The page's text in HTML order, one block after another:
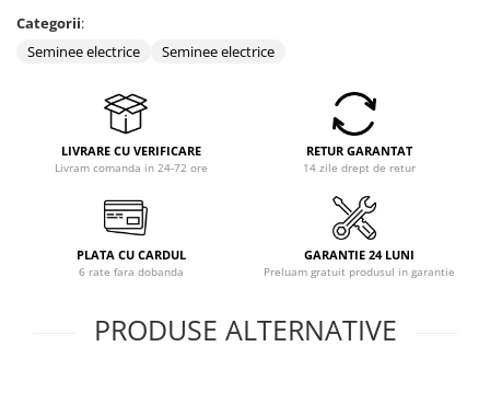
Categorii:
Seminee electrice
Seminee electrice
LIVRARE CU VERIFICARE
Livram comanda in 24-72 ore
RETUR GARANTAT
14 zile drept de retur
PLATA CU CARDUL
6 rate fara dobanda
GARANTIE 24 LUNI
Preluam gratuit produsul in garantie
PRODUSE ALTERNATIVE